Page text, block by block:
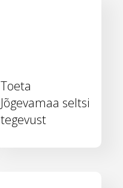
Toeta
Jõgevamaa seltsi
tegevust